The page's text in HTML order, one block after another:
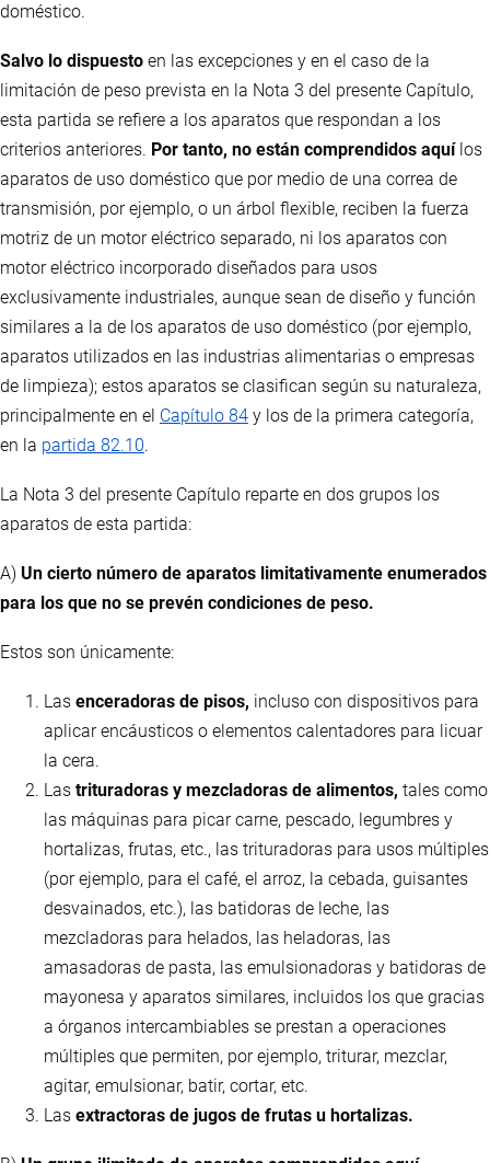
doméstico.
Salvo lo dispuesto en las excepciones y en el caso de la
limitación de peso prevista en la Nota 3 del presente Capítulo,
esta partida se refiere a los aparatos que respondan a los
criterios anteriores. Por tanto, no están comprendidos aquílos
aparatos de uso doméstico que por medio de una correa de
transmisión, por ejemplo, o un árbol flexible, reciben la fuerza
motriz de un motor eléctrico separado, ni los aparatos con
motor eléctrico incorporado diseñados para usos
exclusivamente industriales, aunque sean de diseño y función
similares a la de los aparatos de uso doméstico (por ejemplo,
aparatos utilizados en las industrias alimentarias o empresas
de limpieza); estos aparatos se clasifican según su naturaleza,
principalmente en el Capítulo 84 y los de la primera categoría,
en la partida 82.10.
La Nota 3 del presente Capítulo reparte en dos grupos los
aparatos de esta partida:
A) Un cierto número de aparatos limitativamente enumerados
para los que no se prevén condiciones de peso.
Estos son únicamente:
Las enceradoras de pisos, incluso con dispositivos para
aplicar encáusticos o elementos calentadores para licuar
la cera.
Las trituradoras y mezcladoras de alimentos, tales como
las máquinas para picar carne, pescado, legumbres y
hortalizas, frutas, etc., las trituradoras para usos múltiples
(por ejemplo, para el café, el arroz, la cebada, guisantes
desvainados, etc.), las batidoras de leche, las
mezcladoras para helados, las heladoras, las
amasadoras de pasta, las emulsionadoras y batidoras de
mayonesa y aparatos similares, incluidos los que gracias
a órganos intercambiables se prestan a operaciones
múltiples que permiten, por ejemplo, triturar, mezclar,
agitar, emulsionar, batir, cortar, etc.
Las extractoras de jugos de frutas u hortalizas.